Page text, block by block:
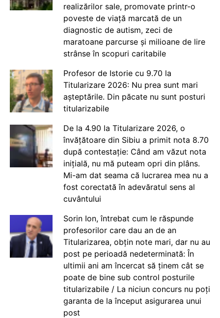
realizărilor sale, promovate printr-o
poveste de viață marcată de un
diagnostic de autism, zeci de
maratoane parcurse și milioane de lire
strânse în scopuri caritabile
Profesor de Istorie cu 9.70 la
Titularizare 2026: Nu prea sunt mari
așteptările. Din păcate nu sunt posturi
titularizabile
De la 4.90 la Titularizare 2026, o
învățătoare din Sibiu a primit nota 8.70
după contestație: Când am văzut nota
inițială, nu mă puteam opri din plâns.
Mi-am dat seama că lucrarea mea nu a
fost corectată în adevăratul sens al
cuvântului
Sorin Ion, întrebat cum le răspunde
profesorilor care dau an de an
Titularizarea, obțin note mari, dar nu au
post pe perioadă nedeterminată: În
ultimii ani am încercat să ținem cât se
poate de bine sub control posturile
titularizabile / La niciun concurs nu poți
garanta de la început asigurarea unui
post